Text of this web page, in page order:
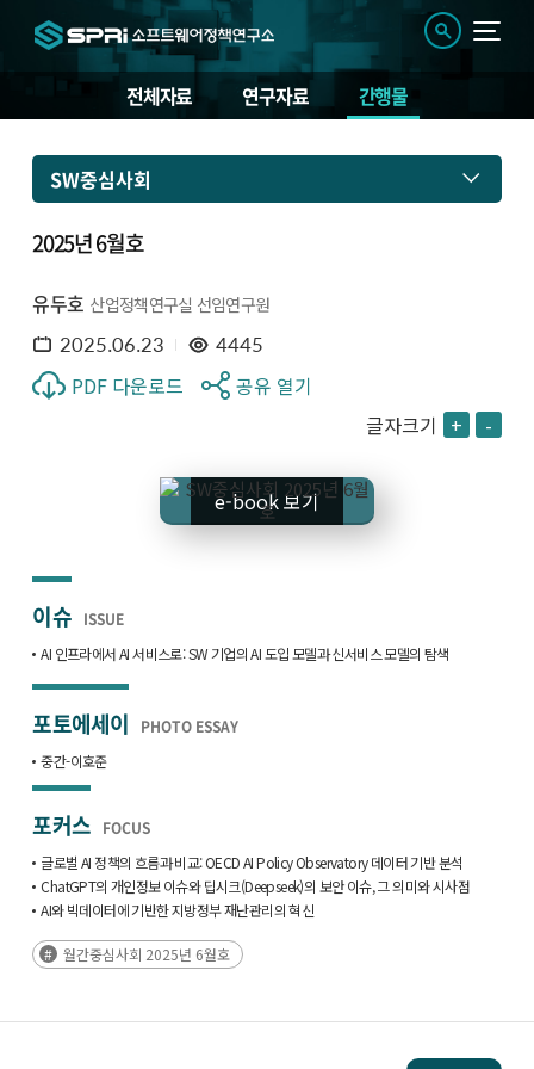
전체자료 연구자료 간행물
SW중심사회
2025년 6월호
유두호 산업정책연구실 선임연구원
2025.06.23 4445
PDF 다운로드
공유 열기
글자크기 + -
e-book 보기
이슈 ISSUE
AI 인프라에서 AI 서비스로: SW 기업의 AI 도입 모델과 신서비스 모델의 탐색
포토에세이 PHOTO ESSAY
중간-이호준
포커스 FOCUS
글로벌 AI 정책의 흐름과 비교: OECD AI Policy Observatory 데이터 기반 분석
ChatGPT의 개인정보 이슈와 딥시크(Deepseek)의 보안 이슈, 그 의미와 시사점
AI와 빅데이터에 기반한 지방정부 재난관리의 혁신
월간중심사회 2025년 6월호